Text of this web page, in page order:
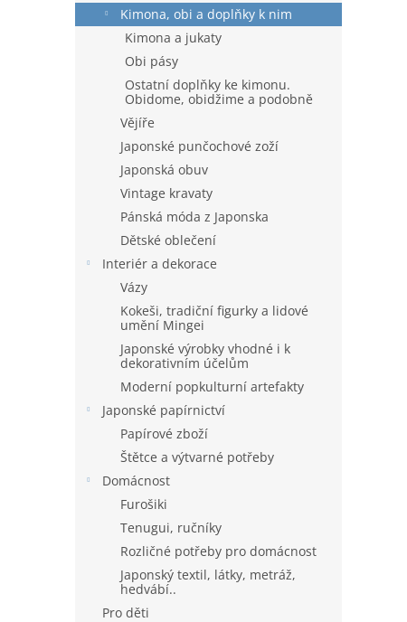
Kimona, obi a doplňky k nim
Kimona a jukaty
Obi pásy
Ostatní doplňky ke kimonu.
Obidome, obidžime a podobně
Vějíře
Japonské punčochové zoží
Japonská obuv
Vintage kravaty
Pánská móda z Japonska
Dětské oblečení
Interiér a dekorace
Vázy
Kokeši, tradiční figurky a lidové
umění Mingei
Japonské výrobky vhodné i k
dekorativním účelům
Moderní popkulturní artefakty
Japonské papírnictví
Papírové zboží
Štětce a výtvarné potřeby
Domácnost
Furošiki
Tenugui, ručníky
Rozličné potřeby pro domácnost
Japonský textil, látky, metráž,
hedvábí..
Pro děti